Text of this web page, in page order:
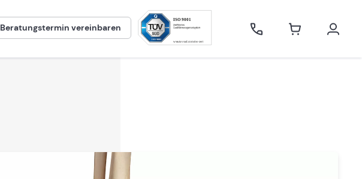
Beratungstermin vereinbaren